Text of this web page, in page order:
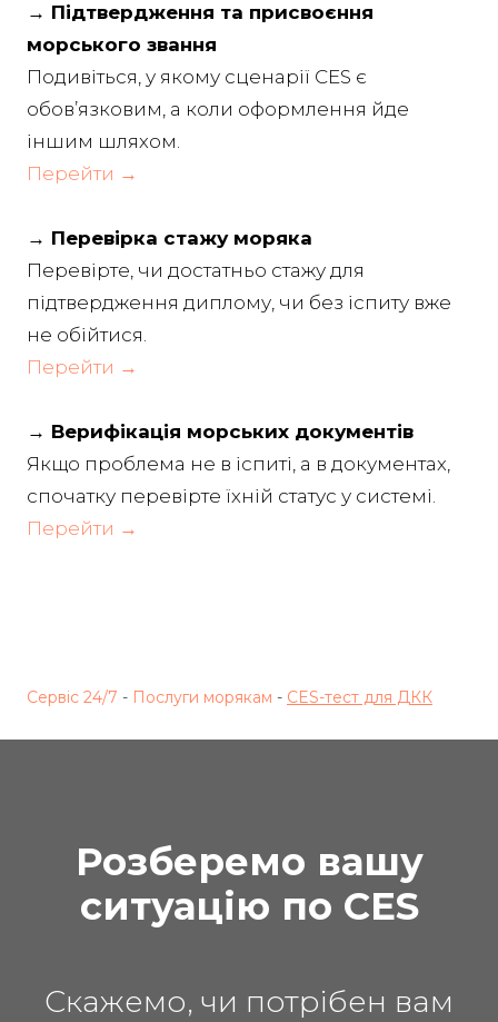
→ Підтвердження та присвоєння
морського звання
Подивіться, у якому сценарії CES є
обов’язковим, а коли оформлення йде
іншим шляхом.
Перейти →
→ Перевірка стажу моряка
Перевірте, чи достатньо стажу для
підтвердження диплому, чи без іспиту вже
не обійтися.
Перейти →
→ Верифікація морських документів
Якщо проблема не в іспиті, а в документах,
спочатку перевірте їхній статус у системі.
Перейти →
Сервіс 24/7 - Послуги морякам - CES-тест для ДКК
Розберемо вашу
ситуацію по CES
Скажемо, чи потрібен вам